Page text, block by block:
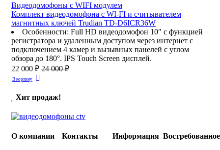
Видеодомофоны c WIFI модулем
Комплект видеодомофона с WI-FI и считывателем
магнитных ключей Trudian TD-D6ICR36W
Особенности: Full HD видеодомофон 10" с функцией
регистратора и удаленным доступом через интернет с
подключением 4 камер и вызывных панелей с углом
обзора до 180°. IPS Touch Screen дисплей.
22 000 ₽ 24 000 ₽
В корзину
Хит продаж!
О компании Контакты Информация Востребованное